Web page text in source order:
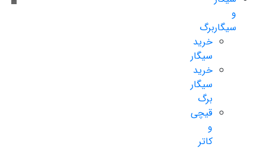
و
سیگاربرگ
خرید
سیگار
خرید
سیگار
برگ
قیچی
و
کاتر